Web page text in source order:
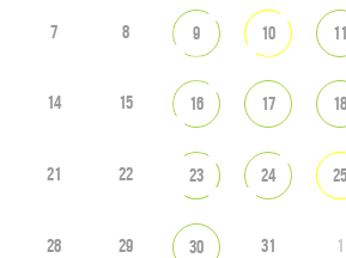
7 8 9 10 11
14 15 16 17 18
21 22 23 24 25
28 29 30 31 1